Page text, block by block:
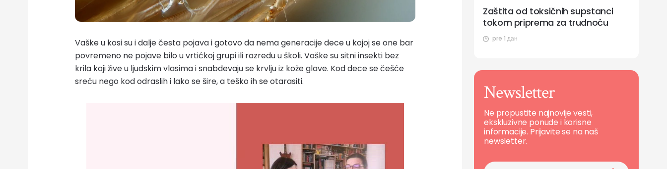
Vaške u kosi su i dalje česta pojava i gotovo da nema generacije dece u kojoj se one bar
povremeno ne pojave bilo u vrtićkoj grupi ili razredu u školi. Vaške su sitni insekti bez
krila koji žive u ljudskim vlasima i snabdevaju se krvlju iz kože glave. Kod dece se češće
sreću nego kod odraslih i lako se šire, a teško ih se otarasiti.
pre 1 дан
Zaštita od toksičnih supstanci
tokom priprema za trudnoću
Newsletter
Ne propustite najnovije vesti,
ekskluzivne ponude i korisne
informacije. Prijavite se na naš
newsletter.